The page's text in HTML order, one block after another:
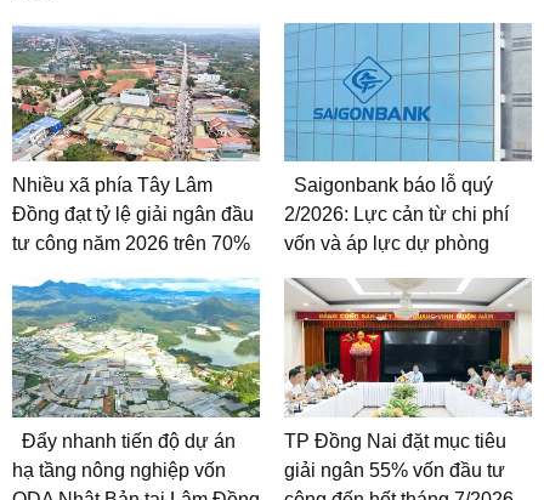
Nhiều xã phía Tây Lâm
Đồng đạt tỷ lệ giải ngân đầu
tư công năm 2026 trên 70%
Saigonbank báo lỗ quý
2/2026: Lực cản từ chi phí
vốn và áp lực dự phòng
Đẩy nhanh tiến độ dự án
hạ tầng nông nghiệp vốn
TP Đồng Nai đặt mục tiêu
giải ngân 55% vốn đầu tư